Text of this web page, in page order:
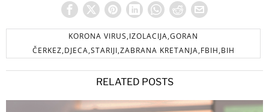
KORONA VIRUS,IZOLACIJA,GORAN
ČERKEZ,DJECA,STARIJI,ZABRANA KRETANJA,FBIH,BIH
RELATED POSTS